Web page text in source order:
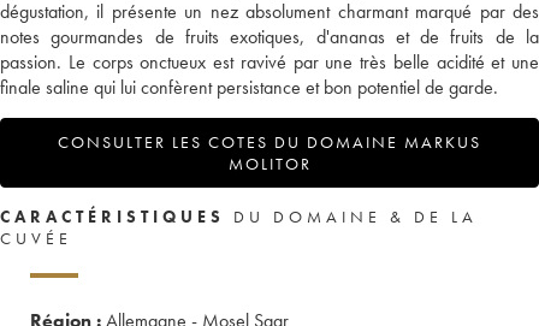
dégustation, il présente un nez absolument charmant marqué par des
notes gourmandes de fruits exotiques, d'ananas et de fruits de la
passion. Le corps onctueux est ravivé par une très belle acidité et une
finale saline qui lui confèrent persistance et bon potentiel de garde.
CONSULTER LES COTES DU DOMAINE MARKUS
MOLITOR
CARACTÉRISTIQUES
DU DOMAINE & DE LA
CUVÉE
Région :Allemagne - Mosel Saar